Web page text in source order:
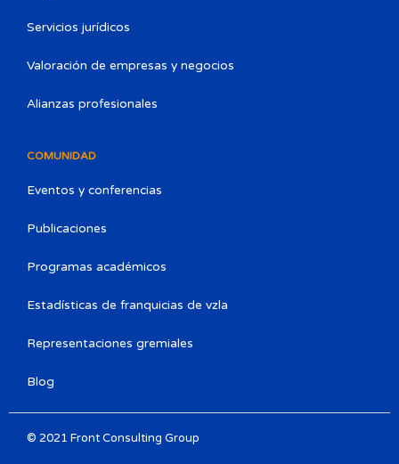
Servicios jurídicos
Valoración de empresas y negocios
Alianzas profesionales
COMUNIDAD
Eventos y conferencias
Publicaciones
Programas académicos
Estadísticas de franquicias de vzla
Representaciones gremiales
Blog
© 2021 Front Consulting Group